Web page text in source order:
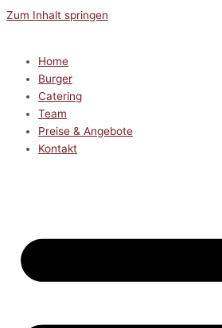
Zum Inhalt springen
Home
Burger
Catering
Team
Preise & Angebote
Kontakt